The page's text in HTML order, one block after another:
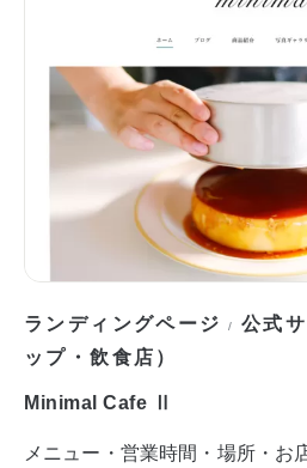
ランディングページ / 公式
ップ・飲食店）
Minimal Cafe Ⅱ
メニュー・営業時間・場所・お